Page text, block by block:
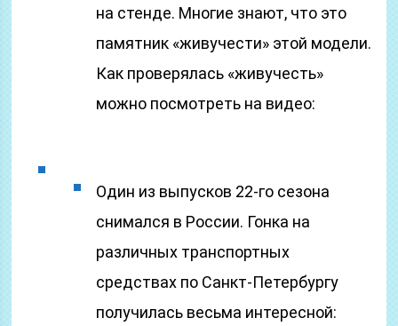
на стенде. Многие знают, что это
памятник «живучести» этой модели.
Как проверялась «живучесть»
можно посмотреть на видео:
Один из выпусков 22-го сезона
снимался в России. Гонка на
различных транспортных
средствах по Санкт-Петербургу
получилась весьма интересной: